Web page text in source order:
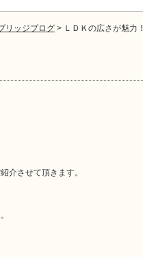
リッジブログ > ＬＤＫの広さが魅力！
介させて頂きます。